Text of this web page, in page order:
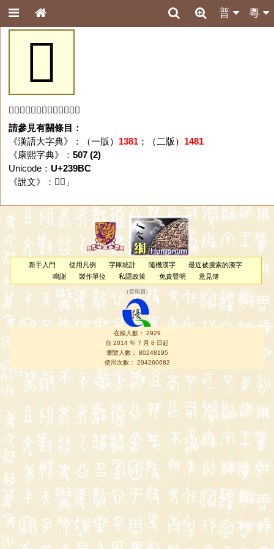
粵
普
𣦼
「𣦼」字未收錄於本資料庫。
請參見有關條目：
《漢語大字典》：（一版） 1381；（二版） 1481
《康熙字典》： 507 (2)
Unicode： U+239BC
《說文》：「 𣦼 」
新手入門 使用凡例 字庫統計 隨機漢字
最近被搜索的漢字
鳴謝
製作單位 私隱政策 免責聲明 意見簿
（管理員 ）
在線人數： 2929
自 2014 年 7 月 8 日起
瀏覽人數： 80248195
使用次數： 294260682